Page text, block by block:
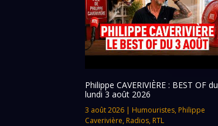
Philippe CAVERIVIÈRE : BEST OF du
lundi 3 août 2026
3 août 2026 | Humouristes, Philippe
Caverivière, Radios, RTL